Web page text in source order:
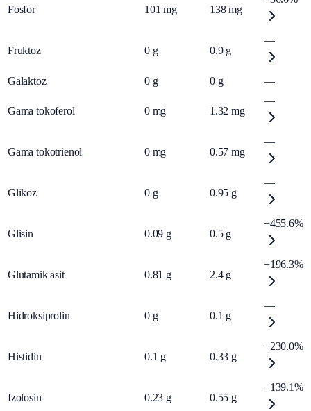
Fosfor 101 mg 138 mg
Fruktoz 0 g 0.9 g
—
Galaktoz 0 g 0 g —
Gama tokoferol 0 mg 1.32 mg
—
Gama tokotrienol 0 mg 0.57 mg
—
Glikoz 0 g 0.95 g
—
Glisin 0.09 g 0.5 g
+455.6%
Glutamik asit 0.81 g 2.4 g
+196.3%
Hidroksiprolin 0 g 0.1 g
—
Histidin 0.1 g 0.33 g
+230.0%
Izolosin 0.23 g 0.55 g
+139.1%